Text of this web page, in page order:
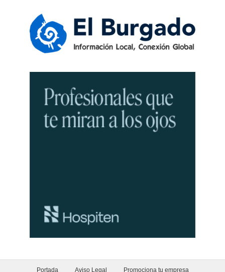
Portada Aviso Legal Promociona tu empresa